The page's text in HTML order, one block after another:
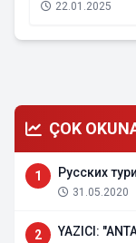
22.01.2025
ÇOK
1 Русских
31.05.2020
2 YAZICI: